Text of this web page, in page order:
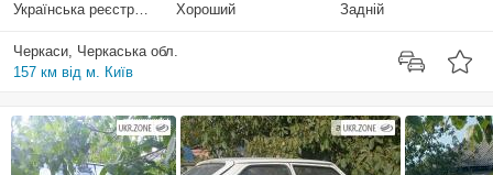
Українська реєстрація
Хороший Задній
Черкаси, Черкаська обл.
157 км від м. Київ